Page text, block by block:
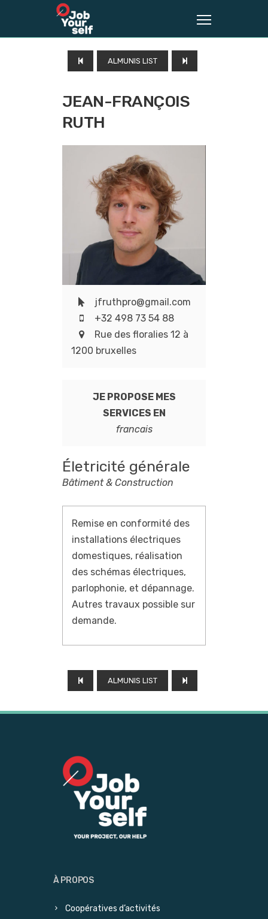
ALMUNIS LIST
JEAN-FRANÇOIS
RUTH
jfruthpro@gmail.com
+32 498 73 54 88
Rue des floralies 12 à
1200 bruxelles
JE PROPOSE MES
SERVICES EN
francais
Életricité générale
Bâtiment & Construction
Remise en conformité des
installations électriques
domestiques, réalisation
des schémas électriques,
parlophonie, et dépannage.
Autres travaux possible sur
demande.
ALMUNIS LIST
À PROPOS
Coopératives d’activités